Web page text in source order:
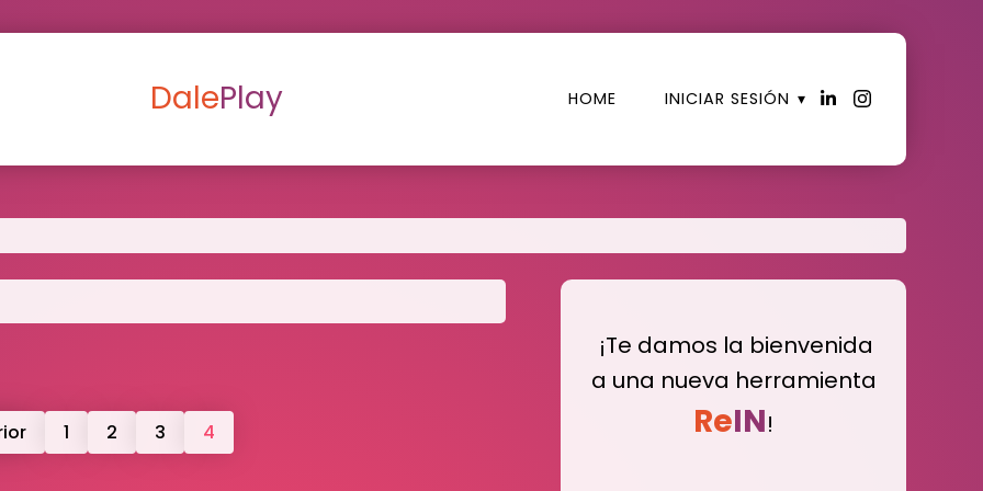
DalePlay HOME INICIAR SESIÓN
1 2 3 4
¡Te damos la bienvenida
a una nueva herramienta
ReIN!